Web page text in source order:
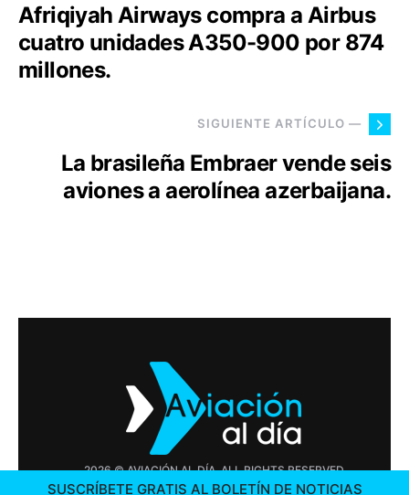
Afriqiyah Airways compra a Airbus
cuatro unidades A350-900 por 874
millones.
SIGUIENTE ARTÍCULO —
La brasileña Embraer vende seis
aviones a aerolínea azerbaijana.
2026 © AVIACIÓN AL DÍA. ALL RIGHTS RESERVED
SUSCRÍBETE GRATIS AL BOLETÍN DE NOTICIAS